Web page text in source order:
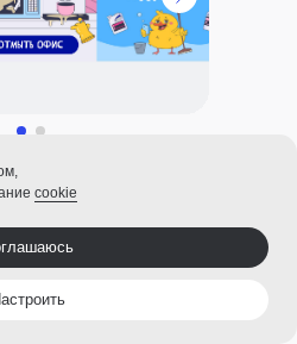
cookie
уровня «Офис»
подготовили один
который
в социальных